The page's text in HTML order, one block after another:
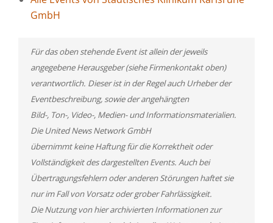
GmbH
Für das oben stehende Event ist allein der jeweils
angegebene Herausgeber (siehe Firmenkontakt oben)
verantwortlich. Dieser ist in der Regel auch Urheber der
Eventbeschreibung, sowie der angehängten
Bild-, Ton-, Video-, Medien- und Informationsmaterialien.
Die United News Network GmbH
übernimmt keine Haftung für die Korrektheit oder
Vollständigkeit des dargestellten Events. Auch bei
Übertragungsfehlern oder anderen Störungen haftet sie
nur im Fall von Vorsatz oder grober Fahrlässigkeit.
Die Nutzung von hier archivierten Informationen zur